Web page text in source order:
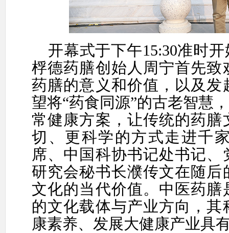
开幕式于下午15:30准时
桴德药膳创始人周宁首先致
药膳的意义和价值 ，以及发
望将“药食同源”的古老智慧
常健康方案，让传统的药
切、更科学的方式走进千
席、 中国科协书记处书记、
研究会秘书长濮传文在随后
文化的当代价值。中医药
的文化载体与产业方向，
康素养、发展大健康产业具